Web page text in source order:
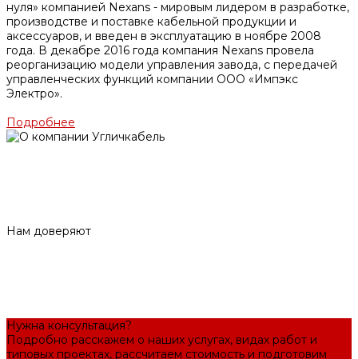
нуля» компанией Nexans - мировым лидером в разработке,
производстве и поставке кабельной продукции и
аксессуаров, и введен в эксплуатацию в ноябре 2008
года. В декабре 2016 года компания Nexans провела
реорганизацию модели управления завода, с передачей
управленческих функций компании ООО «Импэкс
Электро».
Подробнее
Нам доверяют
Нужна консультация?
Подробно расскажем о наших услугах, видах работ и
типовых проектах, рассчитаем стоимость и подготовим